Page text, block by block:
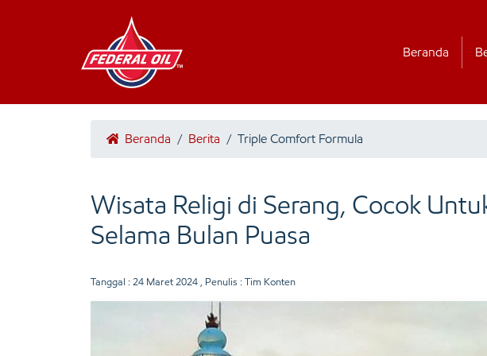
Beranda
Beranda / Berita / Triple Comfort Formula
Wisata Religi di Serang, Cocok
Selama Bulan Puasa
Tanggal : 24 Maret 2024 , Penulis : Tim Konten